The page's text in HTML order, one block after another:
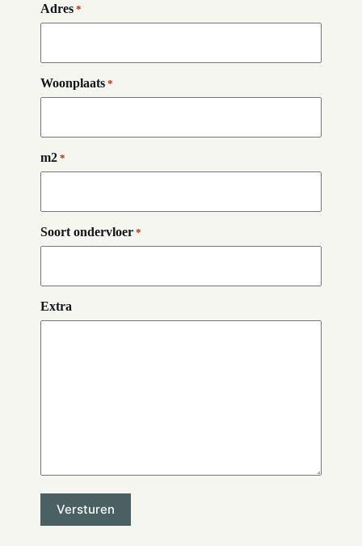
Adres *
Woonplaats *
m2 *
Soort ondervloer *
Extra